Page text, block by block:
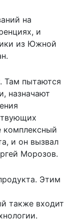
на
и
из Южной
Там пытаются
назначают
и он вызвал
Морозов.
Этим
также входит